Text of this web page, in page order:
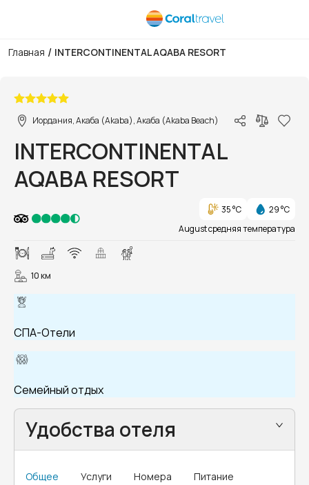
Главная / INTERCONTINENTAL AQABA RESORT
Иордания, Акаба (Akaba), Акаба (Akaba Beach)
INTERCONTINENTAL
AQABA RESORT
35 °C
29 °C
August средняя температура
10 км
СПА-Отели
Семейный отдых
Удобства отеля
Общее Услуги Номера Питание